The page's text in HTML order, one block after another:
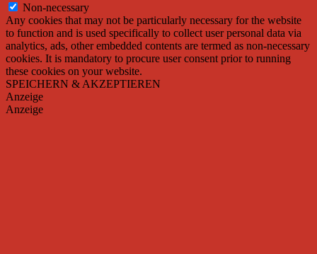
Non-necessary
Any cookies that may not be particularly necessary for the website
to function and is used specifically to collect user personal data via
analytics, ads, other embedded contents are termed as non-necessary
cookies. It is mandatory to procure user consent prior to running
these cookies on your website.
SPEICHERN & AKZEPTIEREN
Anzeige
Anzeige